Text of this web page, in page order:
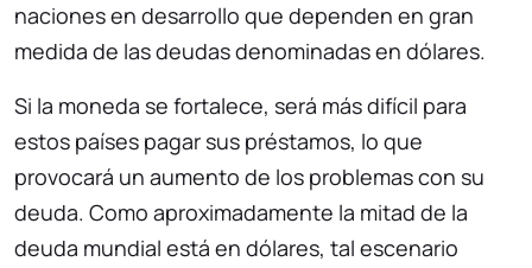
naciones en desarrollo que dependen en gran
medida de las deudas denominadas en dólares.
Si la moneda se fortalece, será más difícil para
estos países pagar sus préstamos, lo que
provocará un aumento de los problemas con su
deuda. Como aproximadamente la mitad de la
deuda mundial está en dólares, tal escenario